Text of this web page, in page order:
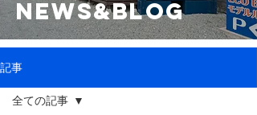
NEWS&BLOG
記事
全ての記事